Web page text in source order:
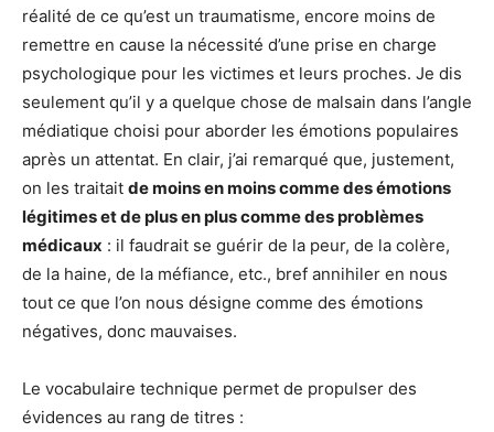
réalité de ce qu’est un traumatisme, encore moins de
remettre en cause la nécessité d’une prise en charge
psychologique pour les victimes et leurs proches. Je dis
seulement qu’il y a quelque chose de malsain dans l’angle
médiatique choisi pour aborder les émotions populaires
après un attentat. En clair, j’ai remarqué que, justement,
on les traitait de moins en moins comme des émotions
légitimes et de plus en plus comme des problèmes
médicaux : il faudrait se guérir de la peur, de la colère,
de la haine, de la méfiance, etc., bref annihiler en nous
tout ce que l’on nous désigne comme des émotions
négatives, donc mauvaises.
Le vocabulaire technique permet de propulser des
évidences au rang de titres :